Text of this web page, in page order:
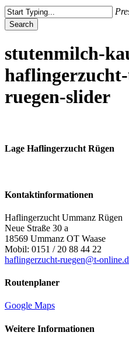
Search
stutenmilch-
ruegen-slider
Lage Haflingerzucht Rügen
Kontaktinformationen
Haflingerzucht Ummanz Rügen
Neue Straße 30 a
18569 Ummanz OT Waase
Mobil: 0151 / 20 88 44 22
haflingerzucht-ruegen@t-
Routenplaner
Google Maps
Weitere Informationen